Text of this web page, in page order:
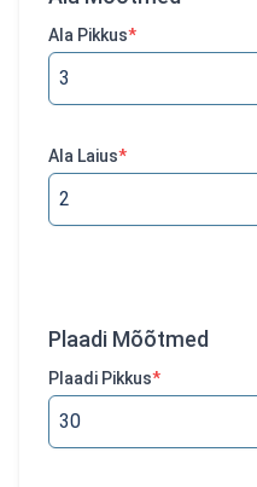
Ala Pikkus*
Ala Laius*
Plaadi Mõõtmed
Plaadi Pikkus*